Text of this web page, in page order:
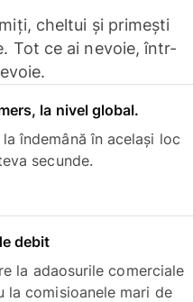
cheltui și primești
Tot ce ai nevoie, într-
la nivel global.
îndemână în același loc
secunde.
debit
la adaosurile comerciale
la comisioanele mari de